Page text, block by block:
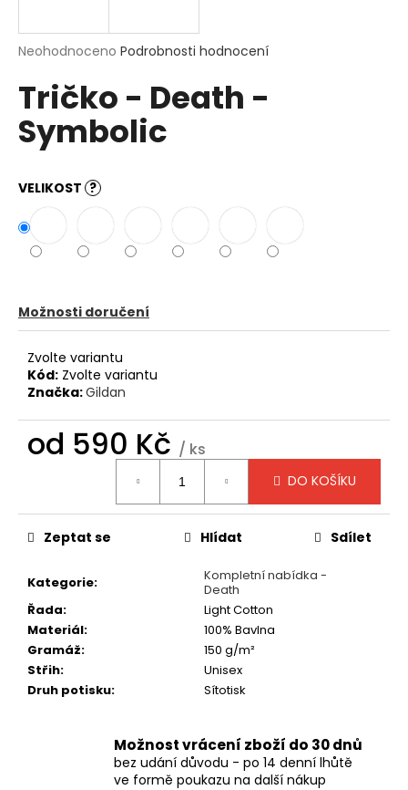
Průměrné
produktu
0,0
z
Neohodnoceno Podrobnosti hodnocení
Tričko - Death -
Symbolic
VELIKOST ?
Možnosti doručení
Zvolte variantu
Kód: Zvolte variantu
Značka:Gildan
od 590 Kč / ks
DO KOŠÍKU
Kategorie:
Kompletní nabídka -
Death
Řada:
Light Cotton
Materiál:
100% Bavlna
Gramáž:
150 g/m²
Střih:
Unisex
Druh potisku: Sítotisk
Zeptat se Hlídat Sdílet
Možnost vrácení zboží do 30 dnů
bez udání důvodu - po 14 denní lhůtě
ve formě poukazu na další nákup
j
t
?
HLEDAT
o
p
o
u
e
MANOWAR
WARRIORS
OF
THE
WORLD
2002